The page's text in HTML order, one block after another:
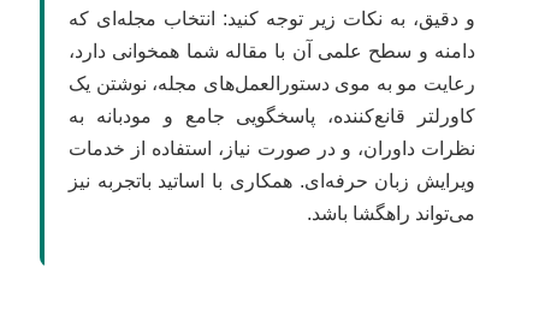
و دقیق، به نکات زیر توجه کنید: انتخاب مجله‌ای که
دامنه و سطح علمی آن با مقاله شما همخوانی دارد،
رعایت مو به موی دستورالعمل‌های مجله، نوشتن یک
کاورلتر قانع‌کننده، پاسخگویی جامع و مودبانه به
نظرات داوران، و در صورت نیاز، استفاده از خدمات
ویرایش زبان حرفه‌ای. همکاری با اساتید باتجربه نیز
می‌تواند راهگشا باشد.